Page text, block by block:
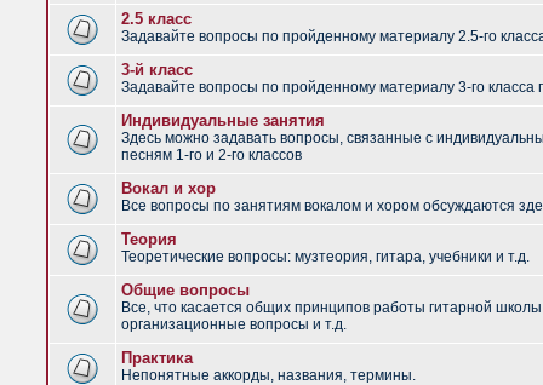
2.5 класс
Задавайте вопросы по пройденному материалу 2.5-го
3-й класс
Задавайте вопросы по пройденному материалу 3-го класса
Индивидуальные занятия
Здесь можно задавать вопросы, связанные с
песням 1-го и 2-го классов
Вокал и хор
Все вопросы по занятиям вокалом и хором обсуждаются
Теория
Теоретические вопросы: музтеория, гитара, учебники и т.д.
Общие вопросы
Все, что касается общих принципов работы гитарной
организационные вопросы и т.д.
Практика
Непонятные аккорды, названия, термины.